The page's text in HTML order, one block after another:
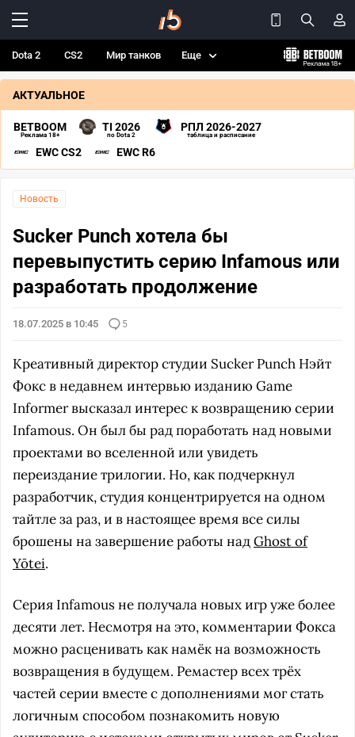
Dota 2 CS2 Мир танков Еще
АКТУАЛЬНОЕ
BETBOOM
Реклама 18+
TI 2026
по Dota 2
РПЛ 2026-2027
таблица и расписание
EWC CS2 EWC R6
Новость
Sucker Punch хотела бы
перевыпустить серию Infamous или
разработать продолжение
18.07.2025 в 10:45 5
Креативный директор студии Sucker Punch Нэйт
Фокс в недавнем интервью изданию Game
Informer высказал интерес к возвращению серии
Infamous. Он был бы рад поработать над новыми
проектами во вселенной или увидеть
переиздание трилогии. Но, как подчеркнул
разработчик, студия концентрируется на одном
тайтле за раз, и в настоящее время все силы
брошены на завершение работы надGhost of
Yōtei.
Серия Infamous не получала новых игр уже более
десяти лет. Несмотря на это, комментарии Фокса
можно расценивать как намёк на возможность
возвращения в будущем. Ремастер всех трёх
частей серии вместе с дополнениями мог стать
логичным способом познакомить новую